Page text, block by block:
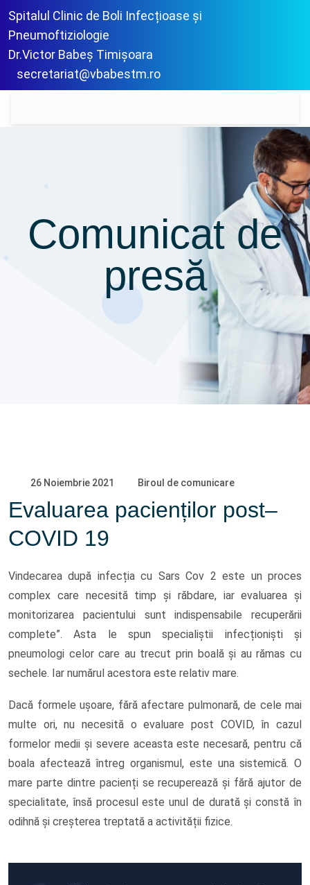
Spitalul Clinic de Boli Infecțioase și
Pneumoftiziologie
Dr.Victor Babeș Timișoara
secretariat@vbabestm.ro
Comunicat de
presă
26 Noiembrie 2021 Biroul de comunicare
Evaluarea pacienților post–
COVID 19
Vindecarea după infecția cu Sars Cov 2 este un proces
complex care necesită timp și răbdare, iar evaluarea și
monitorizarea pacientului sunt indispensabile recuperării
complete”. Asta le spun specialiștii infecționiști și
pneumologi celor care au trecut prin boală și au rămas cu
sechele. Iar numărul acestora este relativ mare.
Dacă formele ușoare, fără afectare pulmonară, de cele mai
multe ori, nu necesită o evaluare post COVID, în cazul
formelor medii și severe aceasta este necesară, pentru că
boala afectează întreg organismul, este una sistemică. O
mare parte dintre pacienți se recuperează și fără ajutor de
specialitate, însă procesul este unul de durată și constă în
odihnă și creșterea treptată a activității fizice.